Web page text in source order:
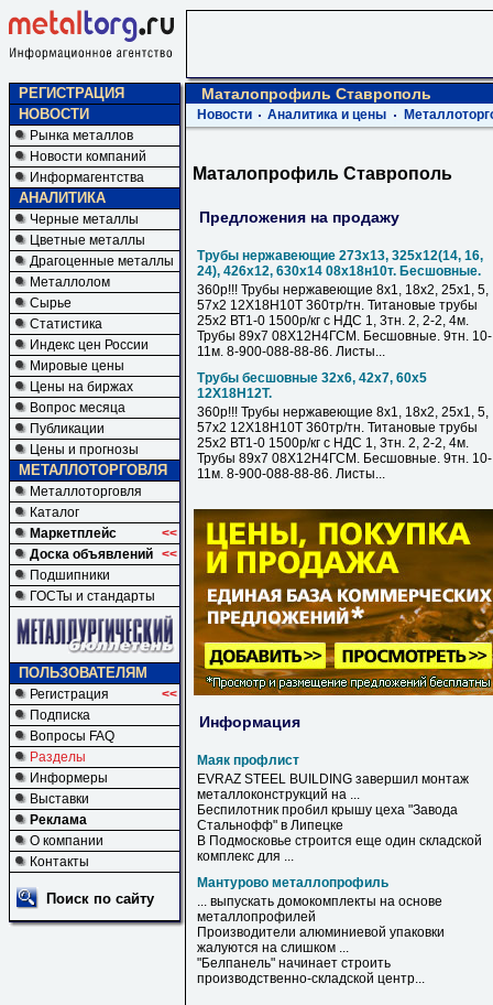
РЕГИСТРАЦИЯ
НОВОСТИ
Рынка металлов
Новости компаний
Информагентства
АНАЛИТИКА
Черные металлы
Цветные металлы
Драгоценные металлы
Металлолом
Сырье
Статистика
Индекс цен России
Мировые цены
Цены на биржах
Вопрос месяца
Публикации
Цены и прогнозы
МЕТАЛЛОТОРГОВЛЯ
Металлоторговля
Каталог
Маркетплейс
<<
Доска объявлений <<
Подшипники
ГОСТы и стандарты
ПОЛЬЗОВАТЕЛЯМ
Регистрация
<<
Подписка
Вопросы FAQ
Разделы
Информеры
Выставки
Реклама
О компании
Контакты
Поиск по сайту
Маталопрофиль Ставрополь
Новости Аналитика и цены
Маталопрофиль Ставрополь
Предложения на продажу
Трубы нержавеющие 273х13, 325х12(14, 16,
24), 426х12, 630х14 08х18н10т. Бесшовные.
360р!!! Трубы нержавеющие 8х1, 18х2, 25х1, 5,
57х2 12Х18Н10Т 360тр/тн. Титановые трубы
25х2 ВТ1-0 1500р/кг с НДС 1, 3тн. 2, 2-2, 4м.
Трубы 89х7 08Х12Н4ГСМ. Бесшовные. 9тн. 10-
11м. 8-900-088-88-86. Листы...
Трубы бесшовные 32х6, 42х7, 60х5
12Х18Н12Т.
360р!!! Трубы нержавеющие 8х1, 18х2, 25х1, 5,
57х2 12Х18Н10Т 360тр/тн. Титановые трубы
25х2 ВТ1-0 1500р/кг с НДС 1, 3тн. 2, 2-2, 4м.
Трубы 89х7 08Х12Н4ГСМ. Бесшовные. 9тн. 10-
11м. 8-900-088-88-86. Листы...
Информация
Маяк профлист
EVRAZ STEEL BUILDING завершил монтаж
металлоконструкций на ...
Беспилотник пробил крышу цеха "Завода
Стальнофф" в Липецке
В Подмосковье строится еще один складской
комплекс для ...
Мантурово металлопрофиль
... выпускать домокомплекты на основе
металлопрофилей
Производители алюминиевой упаковки
жалуются на слишком ...
"Белпанель" начинает строить
производственно-складской центр...